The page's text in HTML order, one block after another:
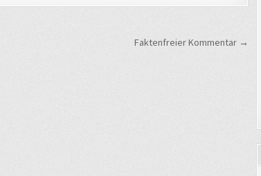
Faktenfreier Kommentar →